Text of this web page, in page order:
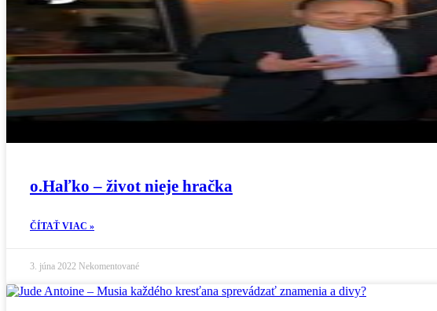
o.Haľko – život nieje hračka
ČÍTAŤ VIAC »
3. júna 2022 Nekomentované